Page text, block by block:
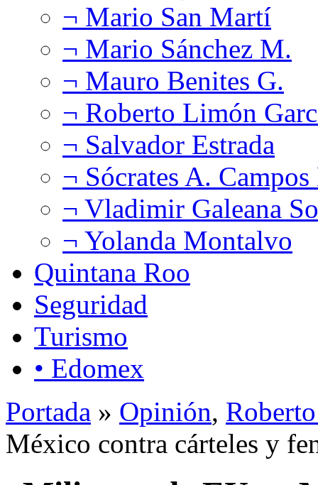
¬ Mario San Martí
¬ Mario Sánchez M.
¬ Mauro Benites G.
¬ Roberto Limón
¬ Salvador Estrada
¬ Sócrates A.
¬ Vladimir Galeana
¬ Yolanda Montalvo
Quintana Roo
Seguridad
Turismo
• Edomex
Portada » Opinión,
México contra cárteles y